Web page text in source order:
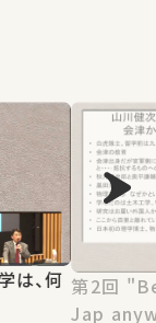
第2回 "Beat the whites"と"by
Jap